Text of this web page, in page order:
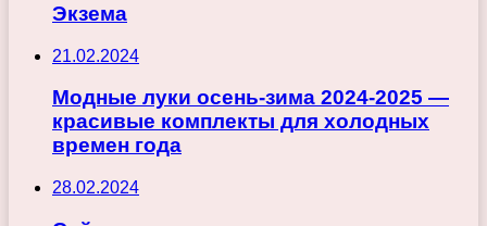
Экзема
21.02.2024
Модные луки осень-зима 2024-2025 —
красивые комплекты для холодных
времен года
28.02.2024